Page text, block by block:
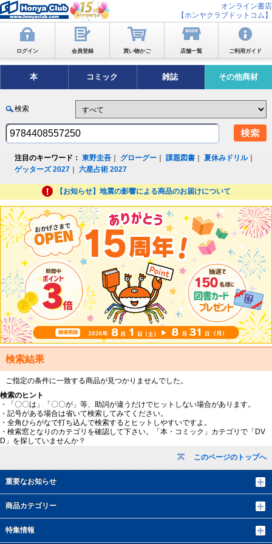
オンライン書店
【ホンヤクラブドットコム】
ログイン 会員登録 買い物かご 店舗一覧 ご利用ガイド
本 コミック 雑誌 その他商材
検索
注目のキーワード： 東野圭吾 グローグー ｜課題図書 ｜夏休みドリル｜
ゲッターズ 2027 ｜六星占術 2027
【お知らせ】地震の影響による商品のお届けについて
このページのトップへ
重要なお知らせ
商品カテゴリー
特集情報
検索結果
ご指定の条件に一致する商品が見つかりませんでした。
検索のヒント
・「〇〇は」「〇〇が」等、助詞が違うだけでヒットしない場合があります。
・記号がある場合は省いて検索してみてください。
・全角ひらがなで打ち込んで検索するとヒットしやすいですよ。
・検索窓となりのカテゴリを確認して下さい。「本・コミック」カテゴリで「DV
D」を探していませんか？